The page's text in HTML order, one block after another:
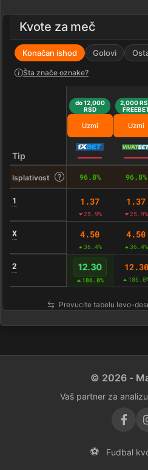
Kvote za meč
Konačan ishod Golovi
Šta znače oznake?
Tip
do 12,000
RSD
Uzmi
2,000
Uzmi
Isplativost 96.8% 96.8%
1 1.37
25.9%
1.37
25.9%
X 4.50
36.4%
4.50
36.4%
2 12.30
186.0%
12.30
Prevucite tabelu levo-
© 2026 -
Vaš partner za
⚽ Fudbal